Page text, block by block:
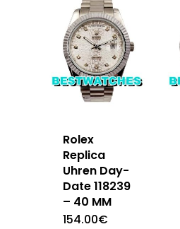
Rolex
Replica
Uhren Day-
Date 118239
– 40 MM
154.00€